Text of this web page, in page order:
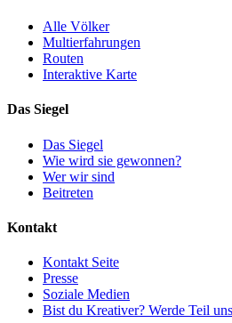
Alle Völker
Multierfahrungen
Routen
Interaktive Karte
Das Siegel
Das Siegel
Wie wird sie gewonnen?
Wer wir sind
Beitreten
Kontakt
Kontakt Seite
Presse
Soziale Medien
Bist du Kreativer? Werde Teil